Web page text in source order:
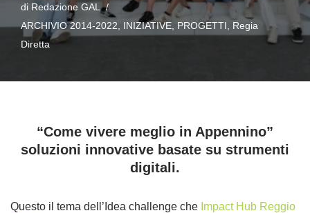
di Redazione GAL
ARCHIVIO 2014-2022
INIZIATIVE PROGETTI
Regia
Diretta
“Come vivere meglio in Appennino”
soluzioni innovative basate su strumenti
digitali.
Questo il tema dell’Idea challenge che Impact Hub Reggio